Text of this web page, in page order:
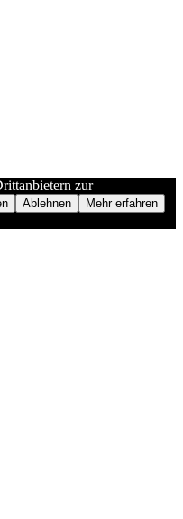
zur
Ablehnen Mehr erfahren